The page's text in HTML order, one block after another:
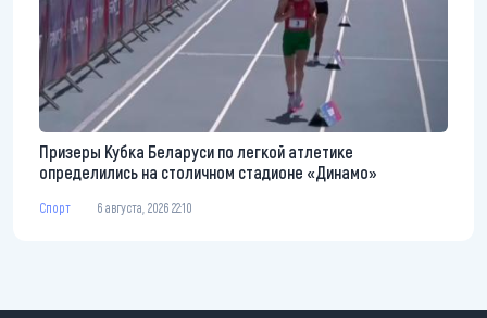
Призеры Кубка Беларуси по легкой атлетике
определились на столичном стадионе «Динамо»
Спорт 6 августа, 2026 22:10